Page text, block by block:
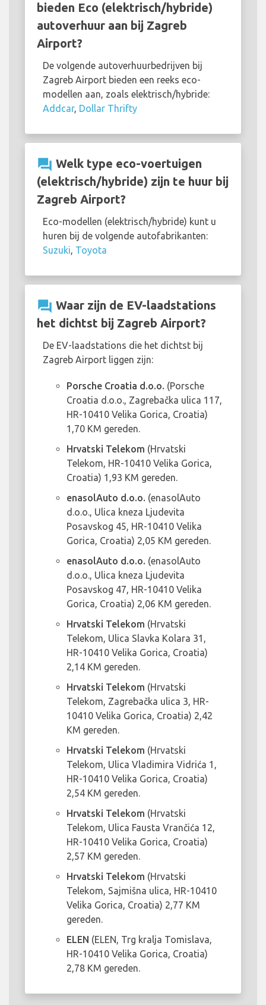
bieden Eco (elektrisch/hybride)
autoverhuur aan bij Zagreb
Airport?
De volgende autoverhuurbedrijven bij
Zagreb Airport bieden een reeks eco-
modellen aan, zoals elektrisch/hybride:
Addcar, Dollar Thrifty
question_answer Welk type eco-voertuigen
(elektrisch/hybride) zijn te huur bij
Zagreb Airport?
Eco-modellen (elektrisch/hybride) kunt u
huren bij de volgende autofabrikanten:
Suzuki, Toyota
question_answer Waar zijn de EV-laadstations
het dichtst bij Zagreb Airport?
De EV-laadstations die het dichtst bij
Zagreb Airport liggen zijn:
Porsche Croatia d.o.o. (Porsche
Croatia d.o.o., Zagrebačka ulica 117,
HR-10410 Velika Gorica, Croatia)
1,70 KM gereden.
Hrvatski Telekom (Hrvatski
Telekom, HR-10410 Velika Gorica,
Croatia) 1,93 KM gereden.
enasolAuto d.o.o. (enasolAuto
d.o.o., Ulica kneza Ljudevita
Posavskog 45, HR-10410 Velika
Gorica, Croatia) 2,05 KM gereden.
enasolAuto d.o.o. (enasolAuto
d.o.o., Ulica kneza Ljudevita
Posavskog 47, HR-10410 Velika
Gorica, Croatia) 2,06 KM gereden.
Hrvatski Telekom (Hrvatski
Telekom, Ulica Slavka Kolara 31,
HR-10410 Velika Gorica, Croatia)
2,14 KM gereden.
Hrvatski Telekom (Hrvatski
Telekom, Zagrebačka ulica 3, HR-
10410 Velika Gorica, Croatia) 2,42
KM gereden.
Hrvatski Telekom (Hrvatski
Telekom, Ulica Vladimira Vidrića 1,
HR-10410 Velika Gorica, Croatia)
2,54 KM gereden.
Hrvatski Telekom (Hrvatski
Telekom, Ulica Fausta Vrančića 12,
HR-10410 Velika Gorica, Croatia)
2,57 KM gereden.
Hrvatski Telekom (Hrvatski
Telekom, Sajmišna ulica, HR-10410
Velika Gorica, Croatia) 2,77 KM
gereden.
ELEN (ELEN, Trg kralja Tomislava,
HR-10410 Velika Gorica, Croatia)
2,78 KM gereden.